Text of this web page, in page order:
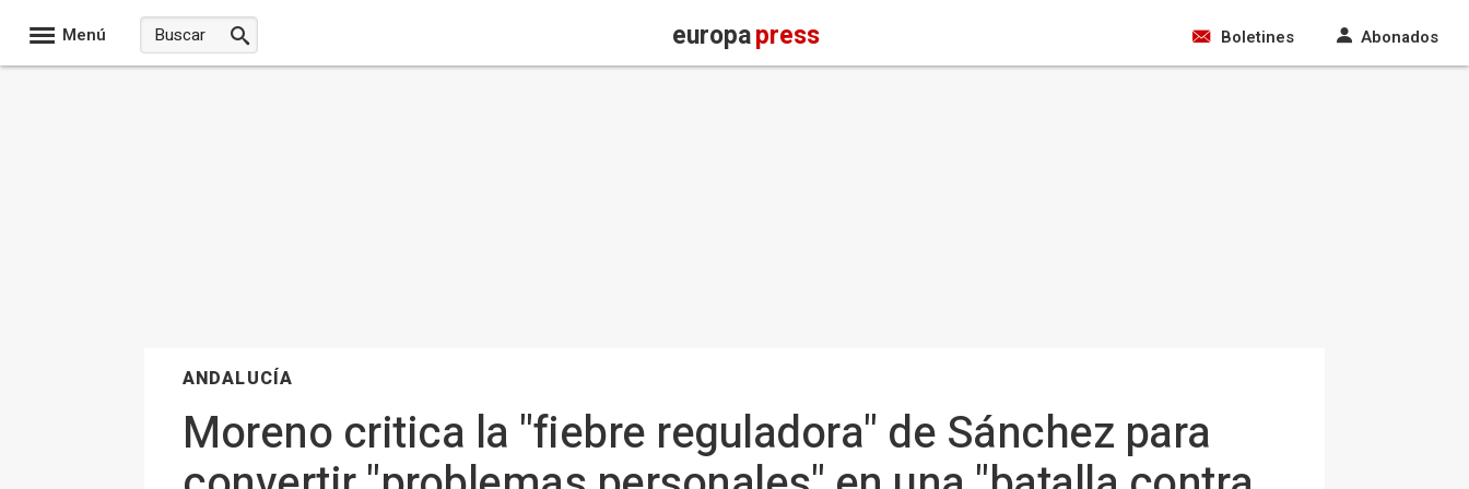
Menú europapress Boletines Abonados
ANDALUCÍA
Moreno critica la "fiebre reguladora" de Sánchez para